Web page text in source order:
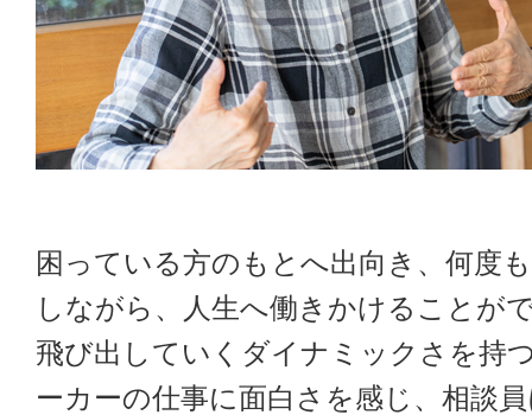
困っている方のもとへ出向き、何度
しながら、人生へ働きかけることが
飛び出していくダイナミックさを持
ーカーの仕事に面白さを感じ、相談